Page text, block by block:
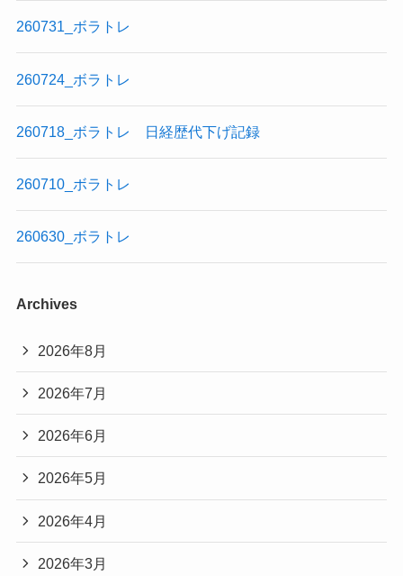
260731_ボラトレ
260724_ボラトレ
260718_ボラトレ 日経歴代下げ記録
260710_ボラトレ
260630_ボラトレ
Archives
2026年8月
2026年7月
2026年6月
2026年5月
2026年4月
2026年3月